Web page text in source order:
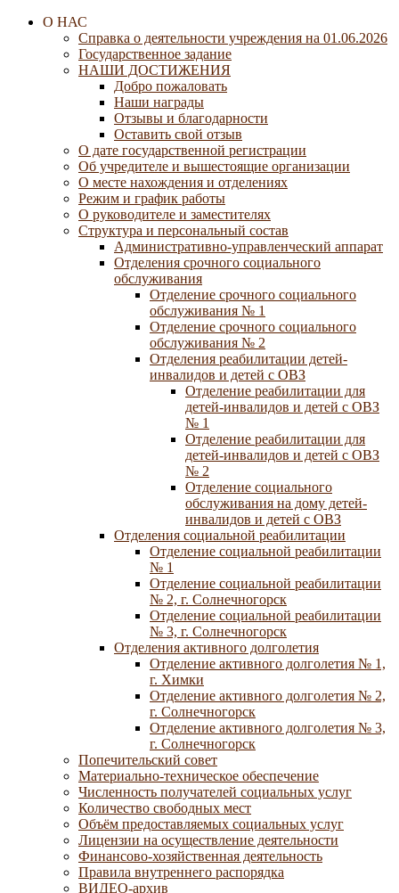
О НАС
Справка о деятельности учреждения на 01.06.2026
Государственное задание
НАШИ ДОСТИЖЕНИЯ
Добро пожаловать
Наши награды
Отзывы и благодарности
Оставить свой отзыв
О дате государственной регистрации
Об учредителе и вышестоящие организации
О месте нахождения и отделениях
Режим и график работы
О руководителе и заместителях
Структура и персональный состав
Административно-управленческий аппарат
Отделения срочного социального
обслуживания
Отделение срочного социального
обслуживания № 1
Отделение срочного социального
обслуживания № 2
Отделения реабилитации детей-
инвалидов и детей с ОВЗ
Отделение реабилитации для
детей-инвалидов и детей с ОВЗ
№ 1
Отделение реабилитации для
детей-инвалидов и детей с ОВЗ
№ 2
Отделение социального
обслуживания на дому детей-
инвалидов и детей с ОВЗ
Отделения социальной реабилитации
Отделение социальной реабилитации
№ 1
Отделение социальной реабилитации
№ 2, г. Солнечногорск
Отделение социальной реабилитации
№ 3, г. Солнечногорск
Отделения активного долголетия
Отделение активного долголетия № 1,
г. Химки
Отделение активного долголетия № 2,
г. Солнечногорск
Отделение активного долголетия № 3,
г. Солнечногорск
Попечительский совет
Материально-техническое обеспечение
Численность получателей социальных услуг
Количество свободных мест
Объём предоставляемых социальных услуг
Лицензии на осуществление деятельности
Финансово-хозяйственная деятельность
Правила внутреннего распорядка
ВИДЕО-архив